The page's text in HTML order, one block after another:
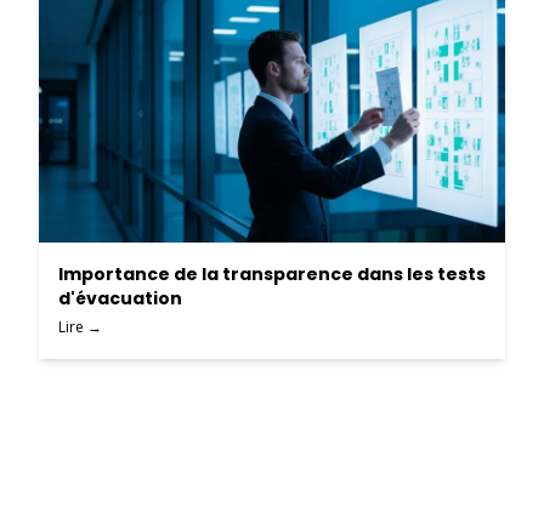
Importance de la transparence dans les tests
d'évacuation
Lire →